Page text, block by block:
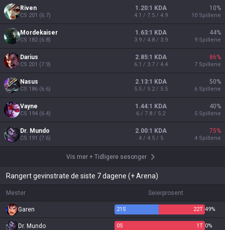
Riven
CS 201 (6.7)
1.20:1 KDA
4.1 / 7.5 / 4.9
10%
10 Spillene
Mordekaiser
CS 182(6.8)
1.63:1 KDA
3.9 / 4.8 / 3.9
44%
9 Spillene
Darius
CS 201 (7.9)
2.85:1 KDA
6.1 / 3.7 / 4.4
86%
7 Spillene
Nasus
CS 186 (6.6)
2.13:1 KDA
5.5 / 5.2 / 5.5
50%
6 Spillene
Vayne
CS 194 (6.4)
1.44:1 KDA
6 / 7.8 / 5.2
40%
5 Spillene
Dr. Mundo
CS 191 (7.6)
2.00:1 KDA
4 / 4.5 / 5
75%
4 Spillene
Vis mer + Tidligere sesonger
Rangert gevinstrate de siste 7 dagene (+ Arena)
Mester Seierprosent
Garen 21 S 22T 49%
Dr. Mundo 0S 1T 0%